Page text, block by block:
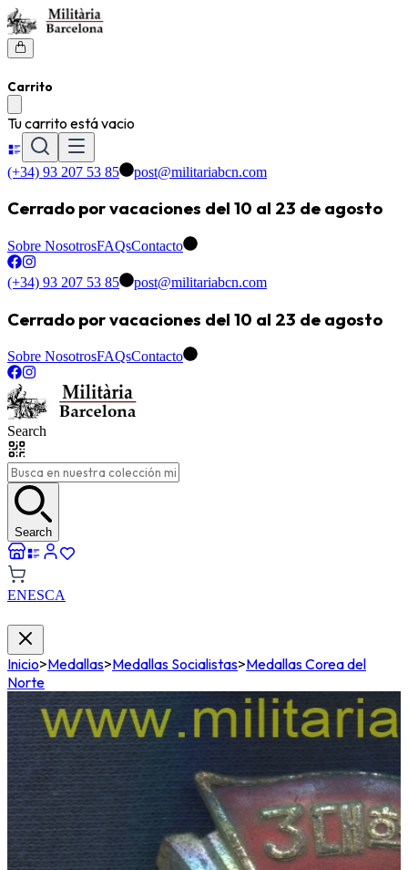
Carrito
Tu carrito está vacio
(+34) 93 207 53 85 post@militariabcn.com
Cerrado por vacaciones del 10 al 23 de agosto
Sobre NosotrosFAQsContacto
(+34) 93 207 53 85 post@militariabcn.com
Cerrado por vacaciones del 10 al 23 de agosto
Sobre NosotrosFAQsContacto
Search
Search
ENESCA
Inicio>Medallas>Medallas Socialistas>Medallas Corea del
Norte